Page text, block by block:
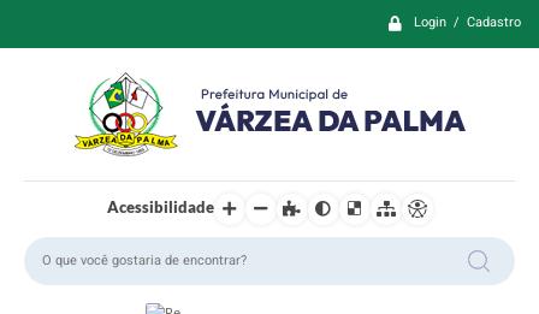
Login / Cadastro
Acessibilidade